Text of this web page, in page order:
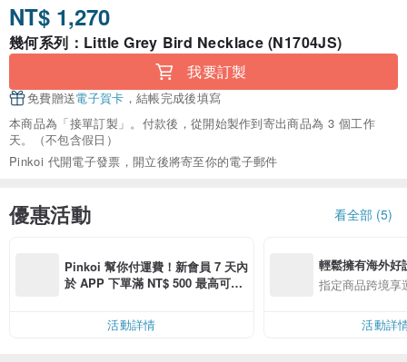
NT$ 1,270
幾何系列：Little Grey Bird Necklace (N1704JS)
我要訂製
免費贈送電子賀卡 ，結帳完成後填寫
本商品為「接單訂製」。付款後，從開始製作到寄出商品為 3 個工作
天。（不包含假日）
Pinkoi 代開電子發票，開立後將寄至你的電子郵件
優惠活動 看全部 (5)
Pinkoi 幫你付運費！新會員 7 天內
於 APP 下單滿 NT$ 500 最高可折
活動詳情
輕鬆擁有海外好
指定商品跨境享
活動詳